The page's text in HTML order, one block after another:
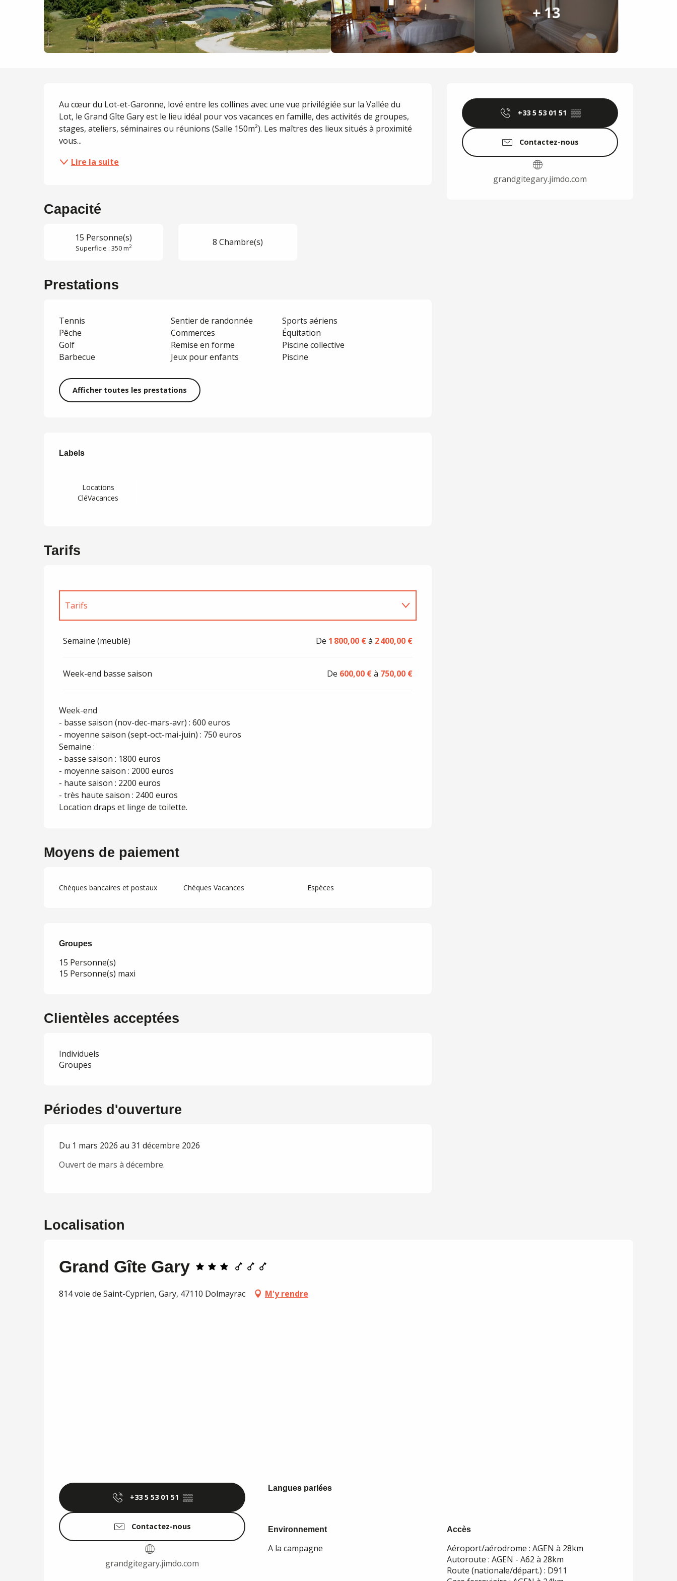
+ 13
Ouverture et
+33 5 53 01 51 ▒▒
Contactez-nous
grandgitegary.jimdo.com
Description
Au cœur du Lot-et-Garonne, lové entre les collines avec une vue privilégiée sur la Vallée du
Lot, le Grand Gîte Gary est le lieu idéal pour vos vacances en famille, des activités de groupes,
stages, ateliers, séminaires ou réunions (Salle 150m²). Les maîtres des lieux situés à proximité
vous...
Lire la suite
Capacité
15 Personne(s)
Superficie : 350 m2 8 Chambre(s)
Prestations
Tennis Sentier de randonnée
Sports aériens
Pêche
Commerces
Équitation
Golf
Remise en forme
Piscine collective
Barbecue
Jeux pour enfants Piscine
Afficher toutes les prestations
Offres de prestations
Labels
Labels
Locations
CléVacances
Tarifs
Tarifs
Semaine (meublé) De 1 800,00 €à 2 400,00 €
Week-end basse saison De 600,00 €à 750,00 €
Week-end
- basse saison (nov-dec-mars-avr) : 600 euros
- moyenne saison (sept-oct-mai-juin) : 750 euros
Semaine :
- basse saison : 1800 euros
- moyenne saison : 2000 euros
- haute saison : 2200 euros
- très haute saison : 2400 euros
Location draps et linge de toilette.
Moyens de paiement
Chèques bancaires et postaux Chèques Vacances Espèces
Groupes
Groupes
15 Personne(s)
15 Personne(s) maxi
Clientèles acceptées
Individuels
Groupes
Périodes d'ouverture
Du 1 mars 2026 au 31 décembre 2026
Ouvert de mars à décembre.
Localisation
Grand Gîte Gary
814 voie de Saint-Cyprien, Gary, 47110 Dolmayrac M'y rendre
+33 5 53 01 51 ▒▒
Contactez-nous
grandgitegary.jimdo.com
Langues parlées
Langues parlées
Environnement
Environnement
A la campagne
Accès
Accès
Aéroport/aérodrome : AGEN à 28km
Autoroute : AGEN - A62 à 28km
Route (nationale/départ.) : D911